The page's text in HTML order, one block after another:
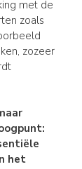
met de
zoals
zozeer
:
het